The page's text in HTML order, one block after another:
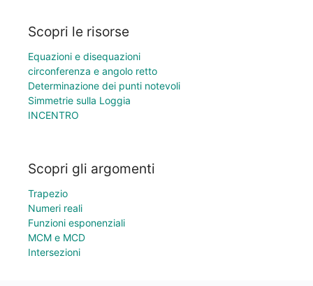
Scopri le risorse
Equazioni e disequazioni
circonferenza e angolo retto
Determinazione dei punti notevoli
Simmetrie sulla Loggia
INCENTRO
Scopri gli argomenti
Trapezio
Numeri reali
Funzioni esponenziali
MCM e MCD
Intersezioni